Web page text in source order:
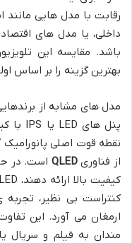
رقابت با مدل هایی مانند
داخلی، یا مدل های
باشد. مقایسه این
بهترین گزینه را بر اساس
مدل های مشابه از
از فناوریQLED
کنتراست بی نظیر،
ارمغان می آورد. این
مندان به فیلم و سریال